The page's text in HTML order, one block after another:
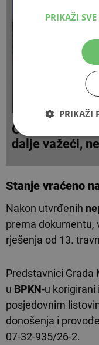
Grad Mostar:
dalje važeći,
Stanje vraćeno
Nakon utvrđenih
prema dokumentu,
rješenja od 13.
Predstavnici Grada
u BPKN-u korigirani
posjedovnim
donošenja i
07-32-935/26-2.
PRIKAŽI
PRIKAŽI